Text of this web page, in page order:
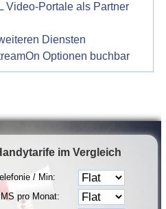
Video-Portale als Partner
Diensten
Optionen buchbar
im Vergleich
/ Min:
pro Monat: